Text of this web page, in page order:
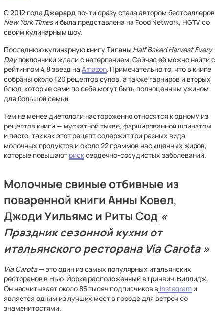
С 2012 года Джерард почти сразустала автором бестселлеров
New York Timesи была представлена ​​​​на Food Network, HGTV со
своим кулинарным шоу.
Последнюю кулинарную книгуТиганы Half Baked Harvest Every
Dayпоклонники ждали с нетерпением. Сейчас её можно найти с
рейтингом 4,8 звезд на Amazon. Примечательно то, что в книге
собраны около 120 рецептов супов, а также гарниров и вторых
блюд, которые сами по себе могут быть полноценным ужином
для большой семьи.
Тем не менее диетологи настороженно относятся к одному из
рецептов книги — мускатной тыкве, фаршированной шпинатом
и песто, так как этот рецепт содержит три разных вида
молочных продуктов и около 22 граммов насыщенных жиров,
которые повышают рисксердечно-сосудистых заболеваний.
Молочные свиные отбивные из
поваренной книги Анны Ковел,
Джоди Уильямс и Риты Сод «
Праздник сезонной кухни от
итальянского ресторана Via Carota »
Via Carota— это один из самых популярных итальянских
ресторанов в Нью-Йорке расположенный в Гринвич-Виллидж.
Он насчитывает около 85 тысяч подписчиков в Instagram и
является одним из лучших мест в городе для встреч со
знаменитостями.